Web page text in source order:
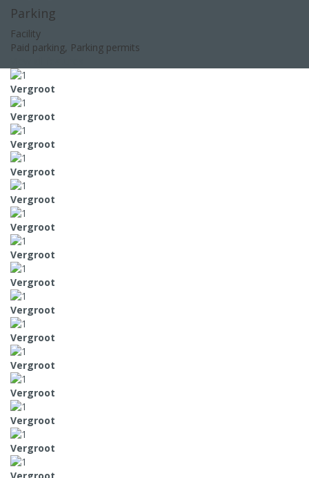
Parking
Facility
Paid parking, Parking permits
Vergroot
Vergroot
Vergroot
Vergroot
Vergroot
Vergroot
Vergroot
Vergroot
Vergroot
Vergroot
Vergroot
Vergroot
Vergroot
Vergroot